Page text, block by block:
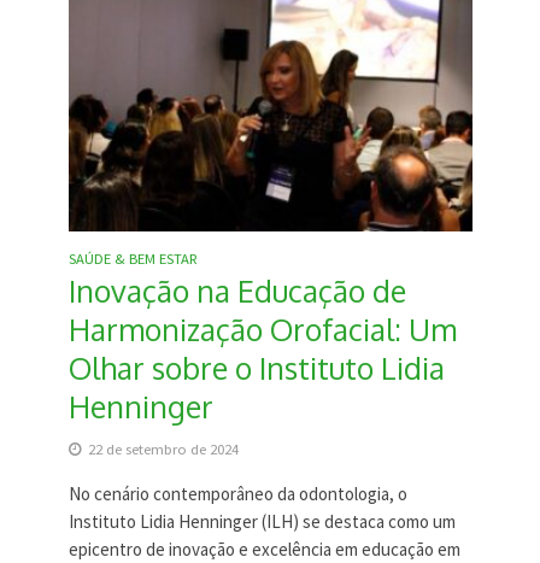
SAÚDE & BEM ESTAR
Inovação na Educação de
Harmonização Orofacial: Um
Olhar sobre o Instituto Lidia
Henninger
22 de setembro de 2024
No cenário contemporâneo da odontologia, o
Instituto Lidia Henninger (ILH) se destaca como um
epicentro de inovação e excelência em educação em